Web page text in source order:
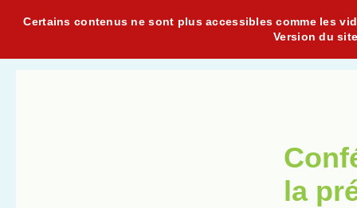
Certains contenus ne sont plus accessibles comme les
Version du
la